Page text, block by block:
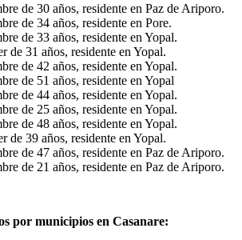
de 30 años, residente en Paz de Ariporo.
de 34 años, residente en Pore.
de 33 años, residente en Yopal.
de 31 años, residente en Yopal.
de 42 años, residente en Yopal.
de 51 años, residente en Yopal
de 44 años, residente en Yopal.
de 25 años, residente en Yopal.
de 48 años, residente en Yopal.
de 39 años, residente en Yopal.
de 47 años, residente en Paz de Ariporo.
de 21 años, residente en Paz de Ariporo.
por municipios en Casanare: